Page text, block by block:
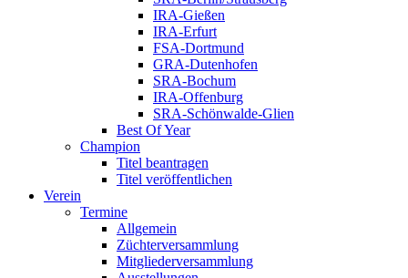
IRA-Gießen
IRA-Erfurt
FSA-Dortmund
GRA-Dutenhofen
SRA-Bochum
IRA-Offenburg
SRA-Schönwalde-Glien
Best Of Year
Champion
Titel beantragen
Titel veröffentlichen
Verein
Termine
Allgemein
Züchterversammlung
Mitgliederversammlung